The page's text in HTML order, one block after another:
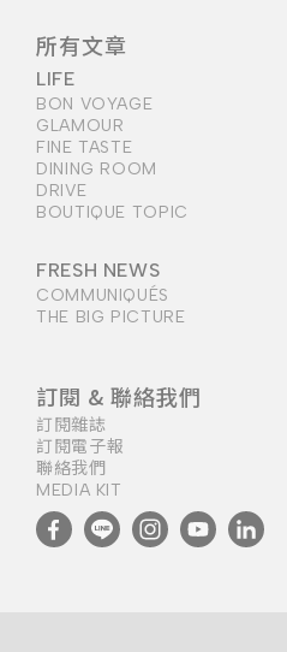
所有文章
LIFE
BON VOYAGE
GLAMOUR
FINE TASTE
DINING ROOM
DRIVE
BOUTIQUE TOPIC
FRESH NEWS
COMMUNIQUÉS
THE BIG PICTURE
訂閱 & 聯絡我們
訂閱雜誌
訂閱電子報
聯絡我們
MEDIA KIT